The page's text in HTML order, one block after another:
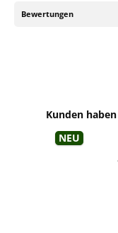
Bewertungen
Produktgalerie
Kunden
Neu